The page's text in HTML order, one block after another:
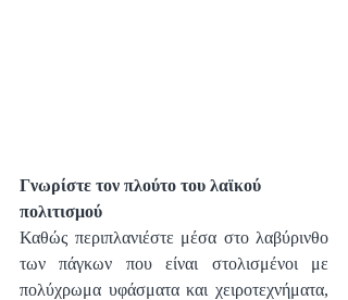
Γνωρίστε τον πλούτο του λαϊκού
πολιτισμού
Καθώς περιπλανιέστε μέσα στο λαβύρινθο
των πάγκων που είναι στολισμένοι με
πολύχρωμα υφάσματα και χειροτεχνήματα,